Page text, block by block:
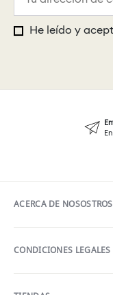
He leído y
ACERCA DE NOSOSTROS
CONDICIONES LEGALES